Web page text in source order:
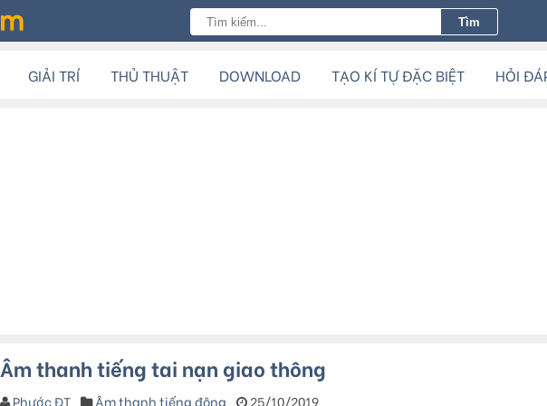
GIẢI TRÍ THỦ THUẬT DOWNLOAD TẠO KÍ TỰ ĐẶC BIỆT HỎI
Âm thanh tiếng tai nạn giao thông
Phước ĐT Âm thanh tiếng động 25/10/2019